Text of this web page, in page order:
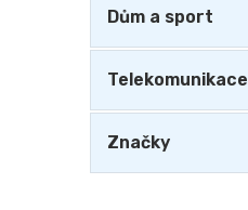
Dům a sport
Telekomunikace
Značky